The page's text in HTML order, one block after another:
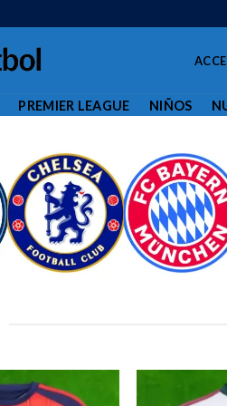
PREMIER LEAGUE NIÑOS